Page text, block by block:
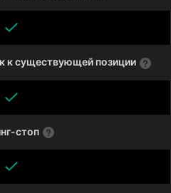
к существующей позиции
стоп